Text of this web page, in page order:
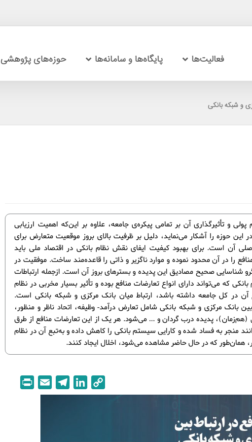
فعالیت‌ها پایگاه‌ها و سامانه‌ها حوزه‌های پژوهشی
و شبکه بانکی
و تأثیرگذاری آن بر تمامی پیکره‌ی جامعه، علاوه بر این‌که اهمیت ارزیابی
این حوزه را آشکار می‌نماید، دلیل بر ظرفیت بالای بروز موقعیت متعارض برای
آن است. برای بهبود کیفیت ایفای نقش نظام بانکی در اقتصاد ملی باید
را در آن محدود نموده و موارد ناگزیر و ذاتی را قاعده‌مند ساخت. موفقیت در
شناسایی صحیح مصادیق این پدیده و بسترهای بروز آن است. ازجمله ارتباطات
که می‌تواند دارای انواع تعارضات منافع بوده و تأثیر بسیار مخربی در نظام
آن در کل جامعه داشته باشد، ارتباط میان بانک مرکزی و شبکه بانکی است.
بانک مرکزی و شبکه بانکی شامل تعارض درآمد- وظیفه، اتحاد ناظر و منظور،
(هم‌زمان)، پدیده درب گردان و ... می‌شود. هر یک از این تعارضات منافع از طرق
منجر به فساد شده و کارایی سیستم بانکی را کاهش داده و به‌تبع آن در نظام
همان‌طور که در حال حاضر مشاهده می‌شود، اخلال ایجاد کنند.
o
i
e